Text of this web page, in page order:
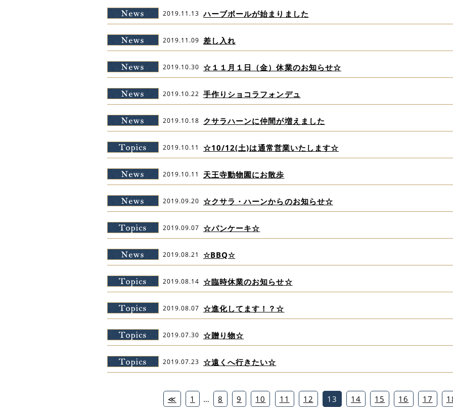
2019.11.13 ハーブボールが始まりました
2019.11.09 差し入れ
2019.10.30 ☆１１月１日（金）休業のお知らせ☆
2019.10.22 手作りショコラフォンデュ
2019.10.18 クサラハーンに仲間が増えました
2019.10.11 ☆10/12(土)は通常営業いたします☆
2019.10.11 天王寺動物園にお散歩
2019.09.20 ☆クサラ・ハーンからのお知らせ☆
2019.09.07 ☆パンケーキ☆
2019.08.21 ☆BBQ☆
2019.08.14 ☆臨時休業のお知らせ☆
2019.08.07 ☆進化してます！？☆
2019.07.30 ☆贈り物☆
2019.07.23 ☆遠くへ行きたい☆
≪ 1 … 8 9 10 11 12 13 14 15 16 17